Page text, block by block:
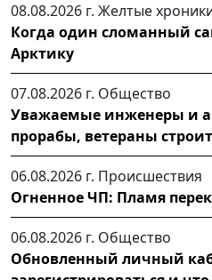
08.08.2026 г. Желтые
Когда один сломанный
Арктику
07.08.2026 г. Общество
Уважаемые инженеры и
прорабы, ветераны
06.08.2026 г. Происшествия
Огненное ЧП: Пламя
06.08.2026 г. Общество
Обновленный личный